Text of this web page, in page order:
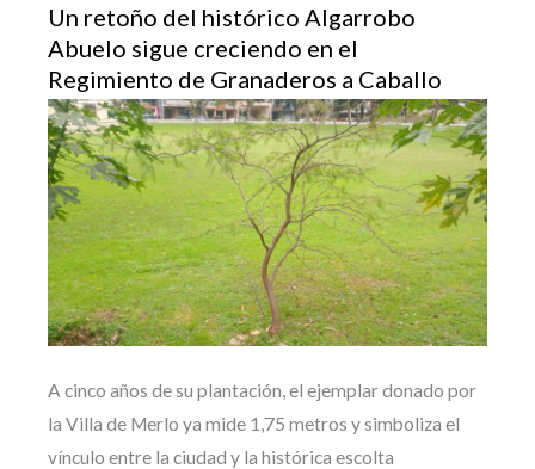
Un retoño del histórico Algarrobo
Abuelo sigue creciendo en el
Regimiento de Granaderos a Caballo
A cinco años de su plantación, el ejemplar donado por
la Villa de Merlo ya mide 1,75 metros y simboliza el
vínculo entre la ciudad y la histórica escolta